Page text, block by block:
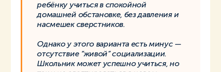
ребёнку учиться в спокойной
домашней обстановке, без давления и
насмешек сверстников.
Однако у этого варианта есть минус —
отсутствие “живой” социализации.
Школьник может успешно учиться, но